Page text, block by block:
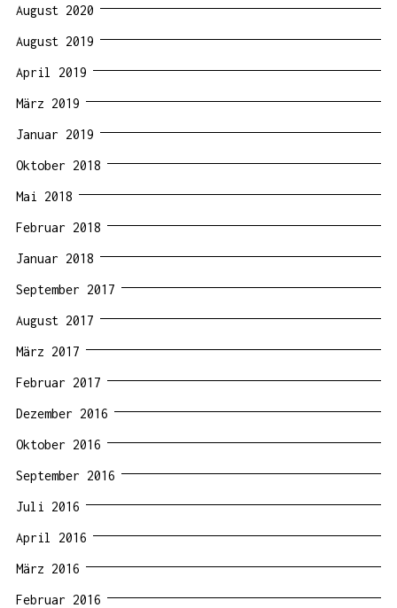
August 2020
August 2019
April 2019
März 2019
Januar 2019
Oktober 2018
Mai 2018
Februar 2018
Januar 2018
September 2017
August 2017
März 2017
Februar 2017
Dezember 2016
Oktober 2016
September 2016
Juli 2016
April 2016
März 2016
Februar 2016